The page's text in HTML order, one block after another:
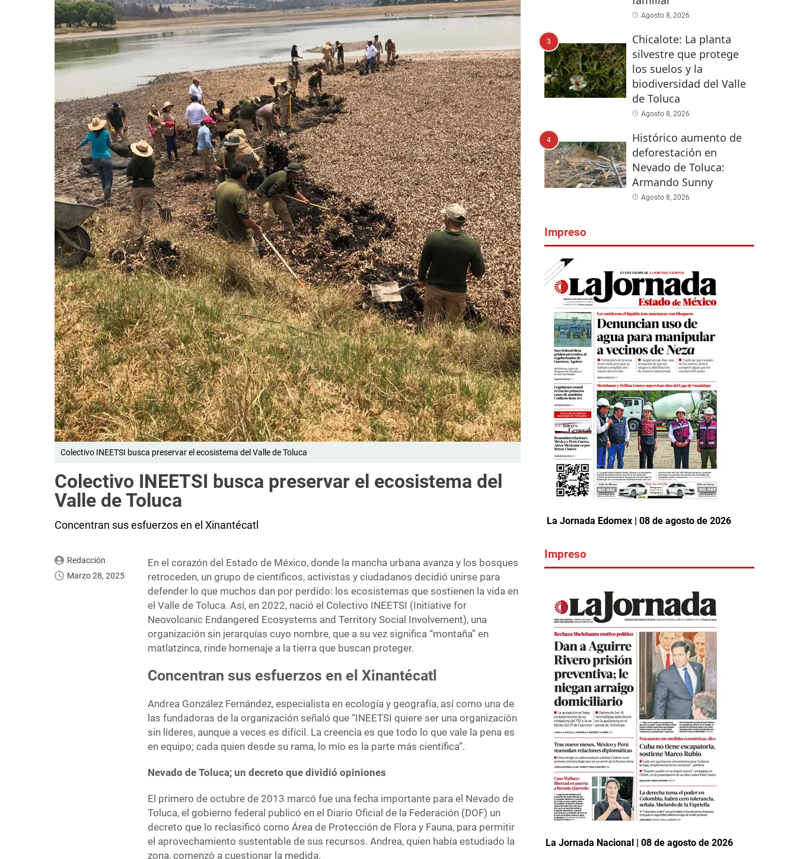
Colectivo INEETSI busca preservar el ecosistema del Valle de Toluca
Colectivo INEETSI busca preservar el ecosistema del
Valle de Toluca
Concentran sus esfuerzos en el Xinantécatl
Redacción
Marzo 28, 2025
En el corazón del Estado de México, donde la mancha urbana avanza y los bosques
retroceden, un grupo de científicos, activistas y ciudadanos decidió unirse para
defender lo que muchos dan por perdido: los ecosistemas que sostienen la vida en
el Valle de Toluca. Así, en 2022, nació el Colectivo INEETSI (Initiative for
Neovolcanic Endangered Ecosystems and Territory Social Involvement), una
organización sin jerarquías cuyo nombre, que a su vez significa “montaña” en
matlatzinca, rinde homenaje a la tierra que buscan proteger.
Concentran sus esfuerzos en el Xinantécatl
Andrea González Fernández, especialista en ecología y geografía, así como una de
las fundadoras de la organización señaló que “INEETSI quiere ser una organización
sin líderes, aunque a veces es difícil. La creencia es que todo lo que vale la pena es
en equipo; cada quien desde su rama, lo mío es la parte más científica”.
Nevado de Toluca; un decreto que dividió opiniones
El primero de octubre de 2013 marcó fue una fecha importante para el Nevado de
Toluca, el gobierno federal publicó en el Diario Oficial de la Federación (DOF) un
decreto que lo reclasificó como Área de Protección de Flora y Fauna, para permitir
el aprovechamiento sustentable de sus recursos. Andrea, quien había estudiado la
zona, comenzó a cuestionar la medida.
Agosto 8, 2026
3
Chicalote: La planta
silvestre que protege
los suelos y la
biodiversidad del Valle
de Toluca
Agosto 8, 2026
4
Histórico aumento de
deforestación en
Nevado de Toluca:
Armando Sunny
Agosto 8, 2026
Impreso
La Jornada Edomex | 08 de agosto de 2026
Impreso
La Jornada Nacional | 08 de agosto de 2026